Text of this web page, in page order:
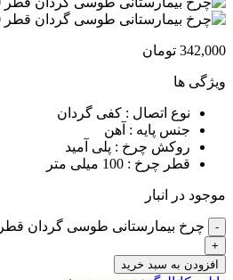
342,000 تومان
ویژگی ها
نوع اتصال : کفی گردان
جنس پایه : آهن
روکش چرخ : پلی آمید
قطر چرخ : 100 میلی متر
موجود در انبار
چرخ بیمارستانی طوسی گردان قطر 100 میلی متر عدد
افزودن به سبد خرید